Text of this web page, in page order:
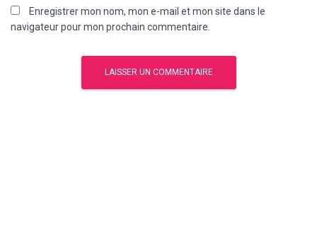
Enregistrer mon nom, mon e-mail et mon site dans le
navigateur pour mon prochain commentaire.